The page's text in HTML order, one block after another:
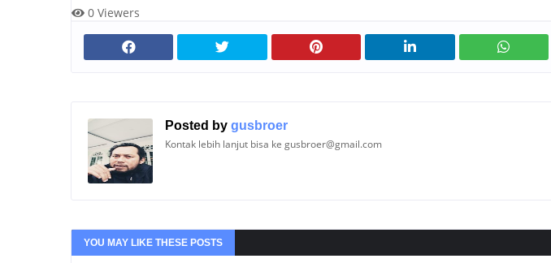
0 Viewers
Posted by gusbroer
Kontak lebih lanjut bisa ke gusbroer@gmail.com
YOU MAY LIKE THESE POSTS